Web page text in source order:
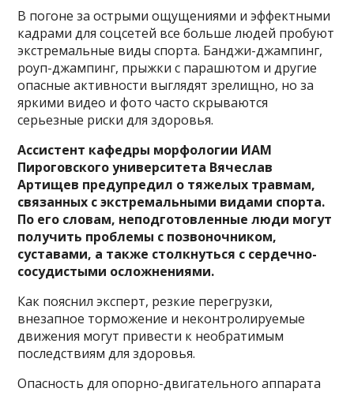
В погоне за острыми ощущениями и эффектными
кадрами для соцсетей все больше людей пробуют
экстремальные виды спорта. Банджи-джампинг,
роуп-джампинг, прыжки с парашютом и другие
опасные активности выглядят зрелищно, но за
яркими видео и фото часто скрываются
серьезные риски для здоровья.
Ассистент кафедры морфологии ИАМ
Пироговского университета Вячеслав
Артищев предупредил о тяжелых травмам,
связанных с экстремальными видами спорта.
По его словам, неподготовленные люди могут
получить проблемы с позвоночником,
суставами, а также столкнуться с сердечно-
сосудистыми осложнениями.
Как пояснил эксперт, резкие перегрузки,
внезапное торможение и неконтролируемые
движения могут привести к необратимым
последствиям для здоровья.
Опасность для опорно-двигательного аппарата